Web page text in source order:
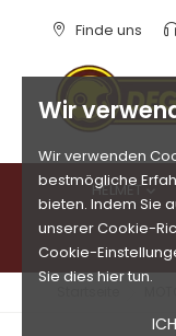
Wir
Wir verwenden
bestmögliche
bieten. Indem Sie
unserer Cookie-
Cookie-
Sie dies hier tun.
Finde uns
HELMET